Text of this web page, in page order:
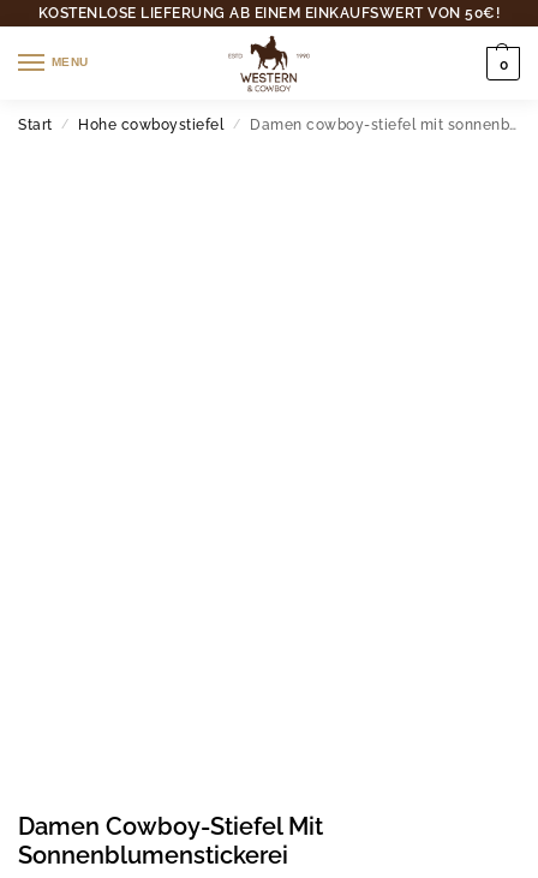
KOSTENLOSE LIEFERUNG AB EINEM EINKAUFSWERT VON 50€!
MENU 0
Start / Hohe cowboystiefel / Damen cowboy-stiefel mit sonnenblumenstickerei
Damen Cowboy-Stiefel Mit
Sonnenblumenstickerei